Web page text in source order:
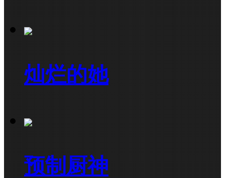
灿烂的她
预制厨神